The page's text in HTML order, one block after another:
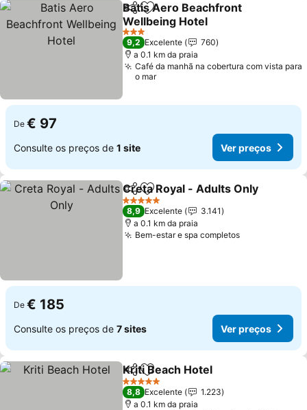
PartilharAdicionar aos favoritos
Batis Aero Beachfront
Wellbeing Hotel
Ver preços
3 Estrelas
9,2 Excelente
760
a 0.1 km da praia
Café da manhã na cobertura com vista para
o mar
De € 97
Consulte os preços de 1 site Ver preços
PartilharAdicionar aos favoritos
Creta Royal - Adults Only
5 Estrelas
8,9 Excelente
3.141
a 0.1 km da praia
Bem-estar e spa completosVer preços
De € 185
Consulte os preços de 7 sites Ver preços
PartilharAdicionar aos favoritos
Kriti Beach Hotel
5 Estrelas
8,8 Excelente
1.223
a 0.1 km da praia